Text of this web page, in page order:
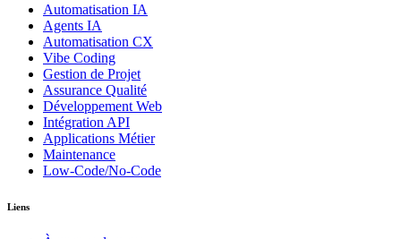
Automatisation IA
Agents IA
Automatisation CX
Vibe Coding
Gestion de Projet
Assurance Qualité
Développement Web
Intégration API
Applications Métier
Maintenance
Low-Code/No-Code
Liens